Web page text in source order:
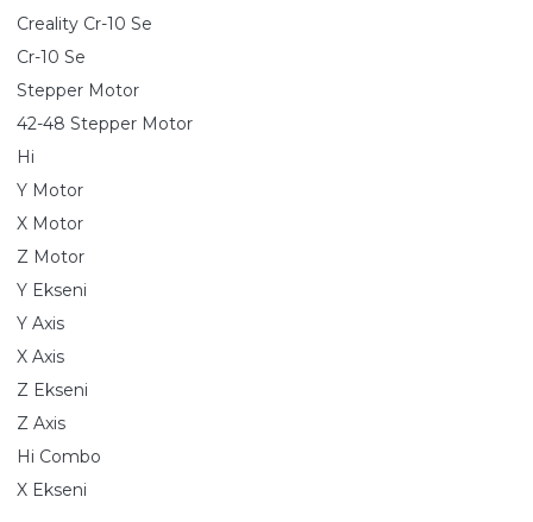
Creality Cr-10 Se
Cr-10 Se
Stepper Motor
42-48 Stepper Motor
Hi
Y Motor
X Motor
Z Motor
Y Ekseni
Y Axis
X Axis
Z Ekseni
Z Axis
Hi Combo
X Ekseni